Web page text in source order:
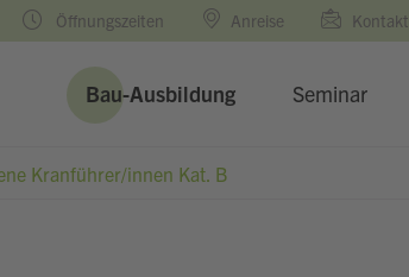
Öffnungszeiten Anreise Kontakt
Bau-Ausbildung Seminar
Kranführer/innen Kat. B